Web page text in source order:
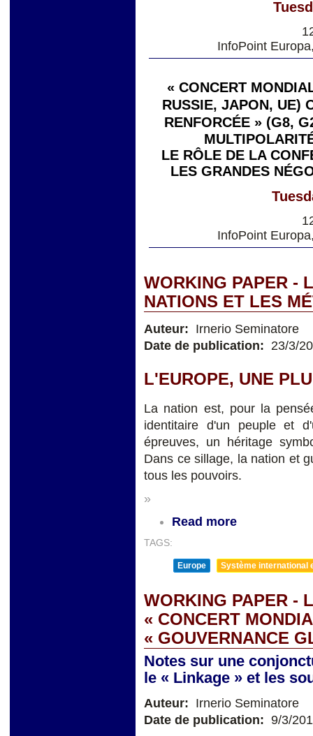
InfoPoint
« CONCERT
RUSSIE, JAPON, UE)
RENFORCÉE » (G8,
LE RÔLE DE LA
LES GRANDES
InfoPoint
WORKING PAPER -
NATIONS ET LES
Auteur: Irnerio Seminatore
Date de publication: 23/3/
L'EUROPE, UNE
La nation est, pour la
identitaire d'un peuple et
épreuves, un héritage
Dans ce sillage, la nation et
tous les pouvoirs.
»
Read more
TAGS:
Europe Système international
WORKING PAPER -
« CONCERT
« GOUVERNANCE
Notes sur une
le « Linkage » et les
Auteur: Irnerio Seminatore
Date de publication: 9/3/